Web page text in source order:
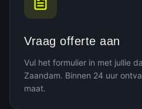
Vraag offerte aan
Vul het formulier in met jullie
Zaandam. Binnen 24 uur
maat.